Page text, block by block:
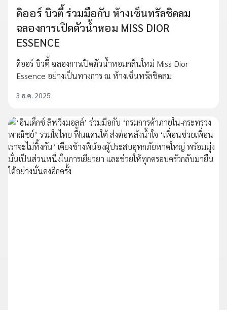
ดิออร์ บิวตี้ ร่วมมือกับ ห้างเซ็นทรัลชิดลม
ฉลองการเปิดตัวน้ำหอม MISS DIOR
ESSENCE
ดิออร์ บิวตี้ ฉลองการเปิดตัวน้ำหอมกลิ่นใหม่ Miss Dior
Essence อย่างเป็นทางการ ณ ห้างเซ็นทรัลชิดลม
3 ธ.ค. 2025